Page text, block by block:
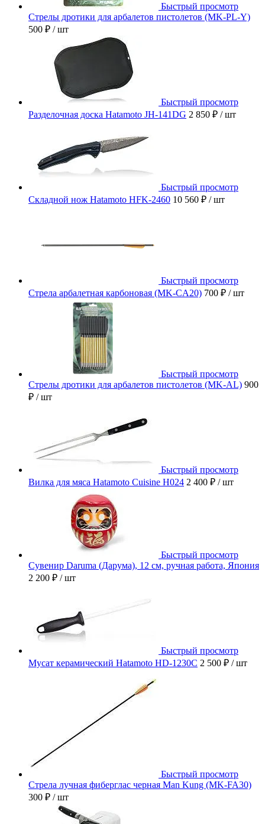
Быстрый просмотр
Стрелы дротики для арбалетов пистолетов (MK-PL-Y)
500 ₽ / шт
Быстрый просмотр
Разделочная доска Hatamoto JH-141DG 2 850 ₽ / шт
Быстрый просмотр
Складной нож Hatamoto HFK-2460 10 560 ₽ / шт
Быстрый просмотр
Стрела арбалетная карбоновая (MK-CA20) 700 ₽ / шт
Быстрый просмотр
Стрелы дротики для арбалетов пистолетов (MK-AL) 900
₽ / шт
Быстрый просмотр
Вилка для мяса Hatamoto Cuisine H024 2 400 ₽ / шт
Быстрый просмотр
Сувенир Daruma (Дарума), 12 см, ручная работа, Япония
2 200 ₽ / шт
Быстрый просмотр
Мусат керамический Hatamoto HD-1230C 2 500 ₽ / шт
Быстрый просмотр
Стрела лучная фиберглас черная Man Kung (MK-FA30)
300 ₽ / шт